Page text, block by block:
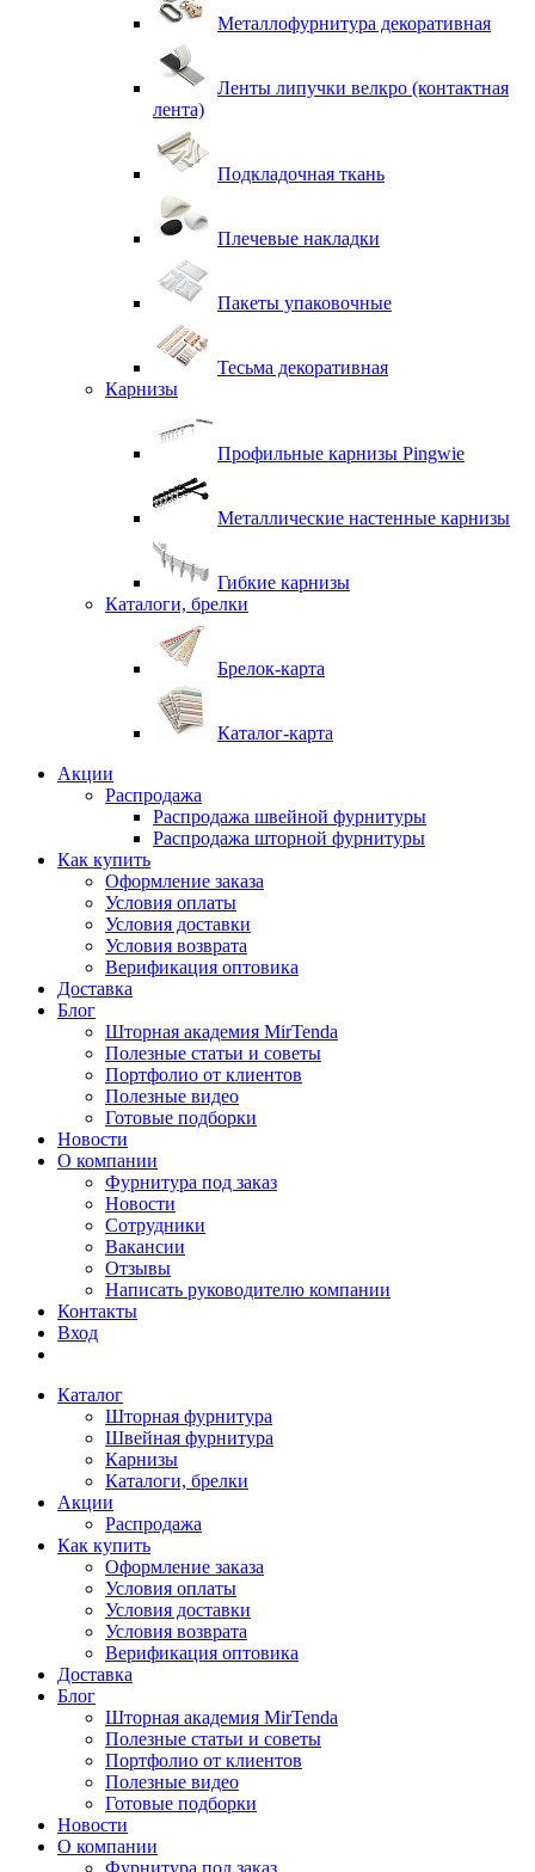
Металлофурнитура декоративная
Ленты липучки велкро (контактная
лента)
Подкладочная ткань
Плечевые накладки
Пакеты упаковочные
Тесьма декоративная
Карнизы
Профильные карнизы Pingwie
Металлические настенные карнизы
Гибкие карнизы
Каталоги, брелки
Брелок-карта
Каталог-карта
Акции
Распродажа
Распродажа швейной фурнитуры
Распродажа шторной фурнитуры
Как купить
Оформление заказа
Условия оплаты
Условия доставки
Условия возврата
Верификация оптовика
Доставка
Блог
Шторная академия MirTenda
Полезные статьи и советы
Портфолио от клиентов
Полезные видео
Готовые подборки
Новости
О компании
Фурнитура под заказ
Новости
Сотрудники
Вакансии
Отзывы
Написать руководителю компании
Контакты
Вход
Каталог
Шторная фурнитура
Швейная фурнитура
Карнизы
Каталоги, брелки
Акции
Распродажа
Как купить
Оформление заказа
Условия оплаты
Условия доставки
Условия возврата
Верификация оптовика
Доставка
Блог
Шторная академия MirTenda
Полезные статьи и советы
Портфолио от клиентов
Полезные видео
Готовые подборки
Новости
О компании
Фурнитура под заказ